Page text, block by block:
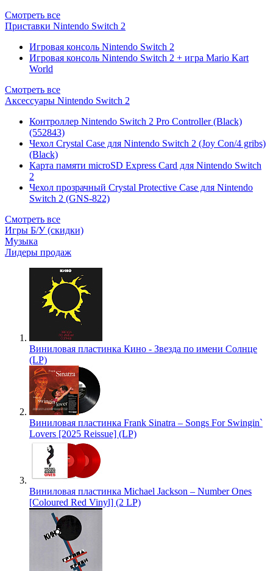
Смотреть все
Приставки Nintendo Switch 2
Игровая консоль Nintendo Switch 2
Игровая консоль Nintendo Switch 2 + игра Mario Kart
World
Смотреть все
Аксессуары Nintendo Switch 2
Контроллер Nintendo Switch 2 Pro Controller (Black)
(552843)
Чехол Сrystal Сase для Nintendo Switch 2 (Joy Con/4 gribs)
(Black)
Карта памяти microSD Express Card для Nintendo Switch
2
Чехол прозрачный Crystal Protective Case для Nintendo
Switch 2 (GNS-822)
Смотреть все
Игры Б/У (скидки)
Музыка
Лидеры продаж
Виниловая пластинка Кино - Звезда по имени Солнце
(LP)
Виниловая пластинка Frank Sinatra – Songs For Swingin`
Lovers [2025 Reissue] (LP)
Виниловая пластинка Michael Jackson – Number Ones
[Coloured Red Vinyl] (2 LP)